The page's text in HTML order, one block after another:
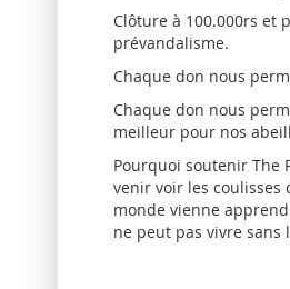
Clôture à 100.000rs
prévandalisme.
Chaque don nous
Chaque don nous
meilleur pour nos
Pourquoi soutenir The
venir voir les coulisses
monde vienne
ne peut pas vivre sans